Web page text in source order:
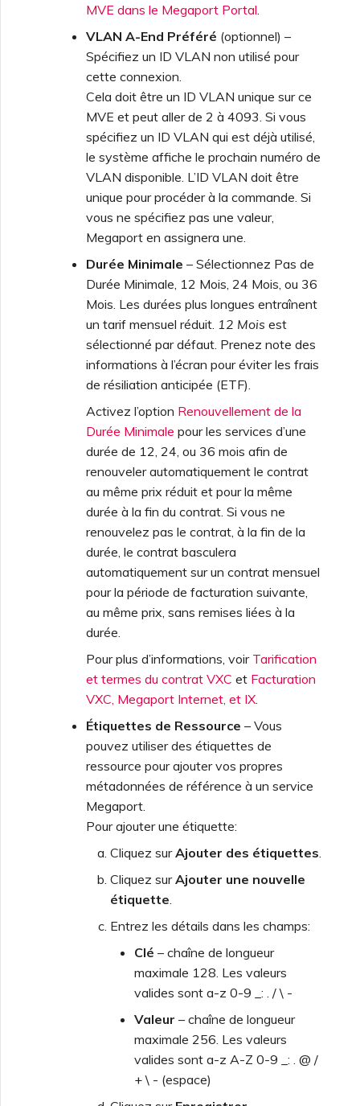
MVE dans le Megaport Portal
VLAN A-End Préféré (optionnel) –
Spécifiez un ID VLAN non utilisé pour
cette connexion.
Cela doit être un ID VLAN unique sur ce
MVE et peut aller de 2 à 4093. Si vous
spécifiez un ID VLAN qui est déjà utilisé,
le système affiche le prochain numéro de
VLAN disponible. L’ID VLAN doit être
unique pour procéder à la commande. Si
vous ne spécifiez pas une valeur,
Megaport en assignera une.
Durée Minimale – Sélectionnez Pas de
Durée Minimale, 12 Mois, 24 Mois, ou 36
Mois. Les durées plus longues entraînent
un tarif mensuel réduit. 12 Mois est
sélectionné par défaut. Prenez note des
informations à l’écran pour éviter les frais
de résiliation anticipée (ETF).
Activez l’option Renouvellement de la
Durée Minimale pour les services d’une
durée de 12, 24, ou 36 mois afin de
renouveler automatiquement le contrat
au même prix réduit et pour la même
durée à la fin du contrat. Si vous ne
renouvelez pas le contrat, à la fin de la
durée, le contrat basculera
automatiquement sur un contrat mensuel
pour la période de facturation suivante,
au même prix, sans remises liées à la
durée.
Pour plus d’informations, voir Tarification
et termes du contrat VXC et Facturation
VXC, Megaport Internet, et IX
Étiquettes de Ressource – Vous
pouvez utiliser des étiquettes de
ressource pour ajouter vos propres
métadonnées de référence à un service
Megaport.
Pour ajouter une étiquette:
Cliquez surAjouter des étiquettes
Cliquez surAjouter une nouvelle
étiquette
Entrez les détails dans les champs:
Clé – chaîne de longueur
maximale 128. Les valeurs
valides sont a-z 0-9 _: . / \ -
Valeur – chaîne de longueur
maximale 256. Les valeurs
valides sont a-z A-Z 0-9 _: . @ /
+ \ - (espace)